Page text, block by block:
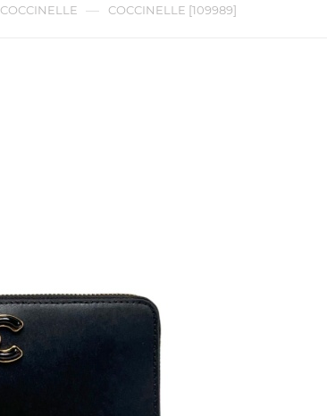
COCCINELLE — COCCINELLE [109989]